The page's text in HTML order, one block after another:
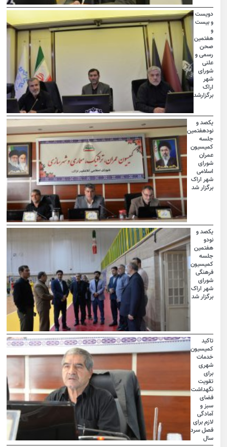
دویست
و بیست
هفتمین
صحن
رسمی و
علنی
شورای
شهر
اراک
برگزارشد
یکصد و
نودهفتمین
جلسه
کمیسیون
عمران
شورای
اسلامی
شهر اراک
برگزار شد
یکصد و
نودو
هفتمین
جلسه
کمیسیون
فرهنگی
شورای
شهر اراک
برگزار شد
تاکید
کمیسیون
خدمات
شهری
برای
تقویت
نگهداشت
فضای
سبز و
آمادگی
لازم برای
فصل سرد
سال